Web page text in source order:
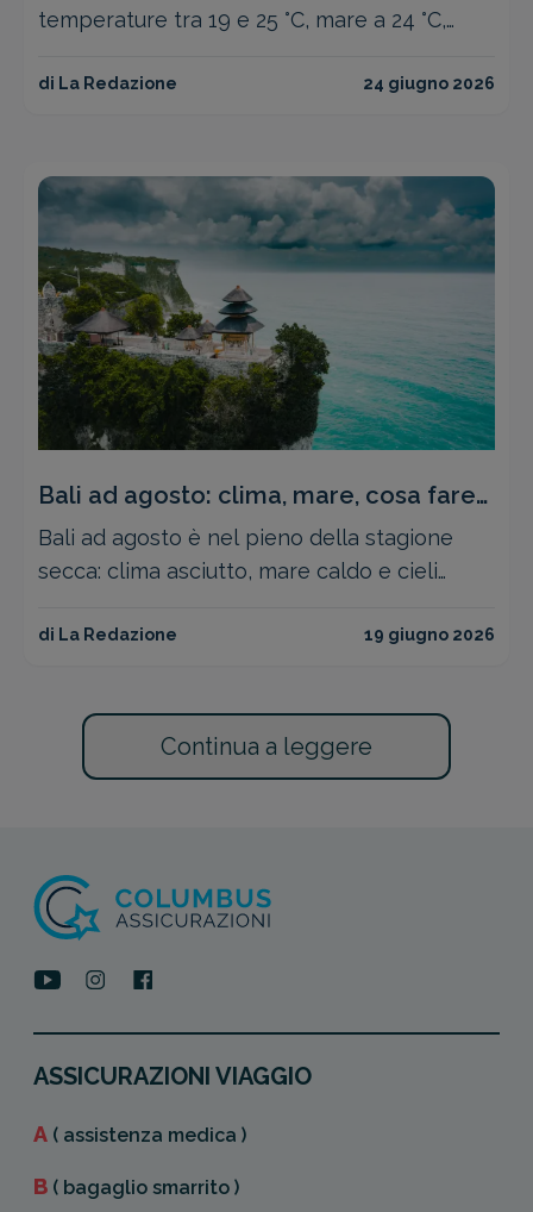
temperature tra 19 e 25 °C, mare a 24 °C,
dove andare.
di La Redazione 24 giugno 2026
Bali ad agosto: clima, mare, cosa fare
e prezzi voli 2026
Bali ad agosto è nel pieno della stagione
secca: clima asciutto, mare caldo e cieli
consigli pratici.
di La Redazione 19 giugno 2026
Continua a leggere
ASSICURAZIONI VIAGGIO
A ( assistenza medica )
B ( bagaglio smarrito )